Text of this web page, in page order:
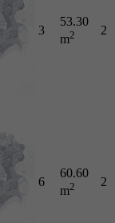
3
53.30
m2 2
6
60.60
m2 2